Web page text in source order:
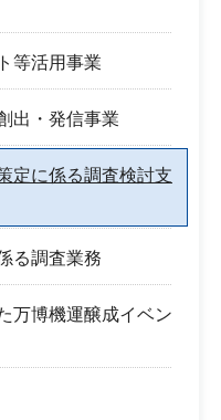
等活用事業
出・発信事業
定に係る調査検討支
る調査業務
万博機運醸成イベン